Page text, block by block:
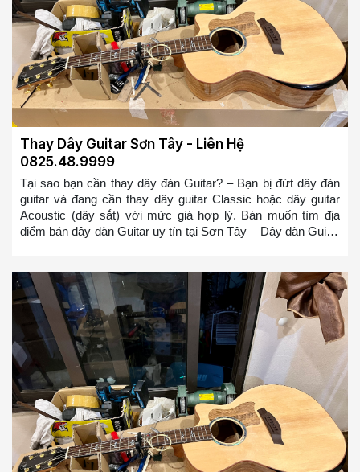
Thay Dây Guitar Sơn Tây - Liên Hệ
0825.48.9999
Tại sao bạn cần thay dây đàn Guitar? – Bạn bị đứt dây đàn
guitar và đang cần thay dây guitar Classic hoặc dây guitar
Acoustic (dây sắt) với mức giá hợp lý. Bán muốn tìm địa
điểm bán dây đàn Guitar uy tín tại Sơn Tây – Dây đàn Guitar
hơn, bạn sẽ không bị ức chế nữa khi chơi đàn Guitar so với
bộ dây đàn Guitar bị rỉ => Bạn ở bất cứ đâu tại Sơn Tây
muốn tìm địa điểm thay dây đàn guitar hoặc mua dây đàn
guitar tại Sơn Tây. Chúng tôi sẽ cử đội ngũ thợ lành nghề
đến thay trong 10-20 phút cho các bạn